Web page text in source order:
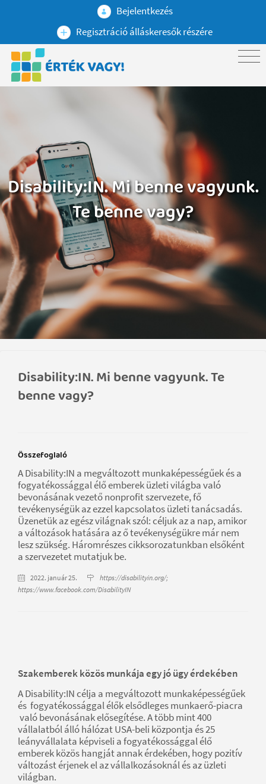
Bejelentkezés
Regisztráció álláskeresők részére
Disability:IN. Mi benne vagyunk.
Te benne vagy?
Disability:IN. Mi benne vagyunk. Te
benne vagy?
Összefoglaló
A Disability:IN a megváltozott munkaképességűek és a
fogyatékossággal élő emberek üzleti világba való
bevonásának vezető nonprofit szervezete, fő
tevékenységük az ezzel kapcsolatos üzleti tanácsadás.
Üzenetük az egész világnak szól: céljuk az a nap, amikor
a változások hatására az ő tevékenységükre már nem
lesz szükség. Háromrészes cikksorozatunkban elsőként
a szervezetet mutatjuk be.
2022. január 25.
https://disabilityin.org/;
https://www.facebook.com/DisabilityIN
Szakemberek közös munkája egy jó ügy érdekében
A Disability:IN célja a megváltozott munkaképességűek
és fogyatékossággal élők elsődleges munkaerő-piacra
való bevonásának elősegítése. A több mint 400
vállalatból álló hálózat USA-beli központja és 25
leányvállalata képviseli a fogyatékossággal élő
emberek közös hangját annak érdekében, hogy pozitív
változást érjenek el az vállalkozásoknál és az üzleti
világban.